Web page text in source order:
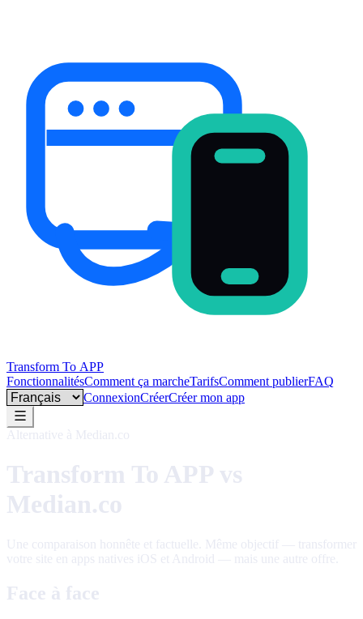
Transform To APP
FonctionnalitésComment ça marcheTarifsComment publierFAQ
Language
ConnexionCréerCréer mon app
Alternative à Median.co
Transform To APP vs
Median.co
Une comparaison honnête et factuelle. Même objectif — transformer
votre site en apps natives iOS et Android — mais une autre offre.
Face à face